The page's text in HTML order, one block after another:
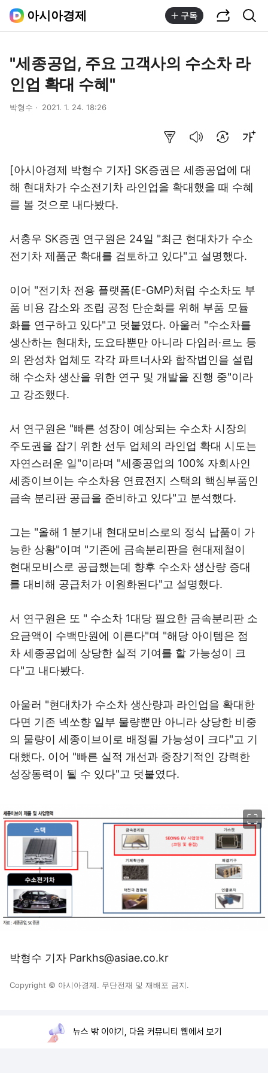
아시아경제 구독
"세종공업, 주요 고객사의 수소차 라
인업 확대 수혜"
박형수 2021. 1. 24. 18:26
[아시아경제 박형수 기자] SK증권은 세종공업에 대
해 현대차가 수소전기차 라인업을 확대했을 때 수혜
를 볼 것으로 내다봤다.
서충우 SK증권 연구원은 24일 "최근 현대차가 수소
전기차 제품군 확대를 검토하고 있다"고 설명했다.
이어 "전기차 전용 플랫폼(E-GMP)처럼 수소차도 부
품 비용 감소와 조립 공정 단순화를 위해 부품 모듈
화를 연구하고 있다"고 덧붙였다. 아울러 "수소차를
생산하는 현대차, 도요타뿐만 아니라 다임러·르노 등
의 완성차 업체도 각각 파트너사와 합작법인을 설립
해 수소차 생산을 위한 연구 및 개발을 진행 중"이라
고 강조했다.
서 연구원은 "빠른 성장이 예상되는 수소차 시장의
주도권을 잡기 위한 선두 업체의 라인업 확대 시도는
자연스러운 일"이라며 "세종공업의 100% 자회사인
세종이브이는 수소차용 연료전지 스택의 핵심부품인
금속 분리판 공급을 준비하고 있다"고 분석했다.
그는 "올해 1 분기내 현대모비스로의 정식 납품이 가
능한 상황"이며 "기존에 금속분리판을 현대제철이
현대모비스로 공급했는데 향후 수소차 생산량 증대
를 대비해 공급처가 이원화된다"고 설명했다.
서 연구원은 또 " 수소차 1대당 필요한 금속분리판 소
요금액이 수백만원에 이른다"며 "해당 아이템은 점
차 세종공업에 상당한 실적 기여를 할 가능성이 크
다"고 내다봤다.
아울러 "현대차가 수소차 생산량과 라인업을 확대한
다면 기존 넥쏘향 일부 물량뿐만 아니라 상당한 비중
의 물량이 세종이브이로 배정될 가능성이 크다"고 기
대했다. 이어 "빠른 실적 개선과 중장기적인 강력한
성장동력이 될 수 있다"고 덧붙였다.
박형수 기자 Parkhs@asiae.co.kr
Copyright © 아시아경제. 무단전재 및 재배포 금지.
뉴스 밖 이야기, 다음 커뮤니티 웹에서 보기